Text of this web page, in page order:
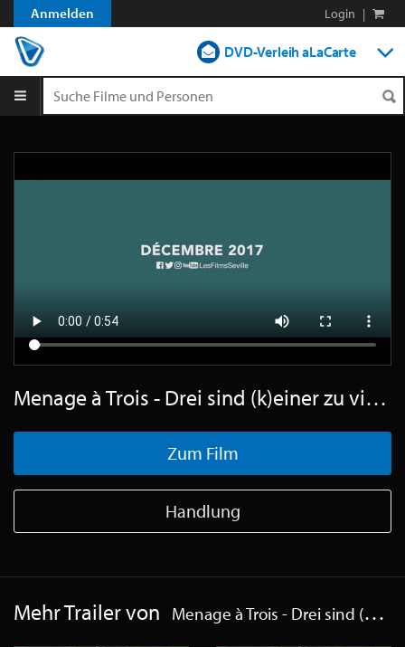
Anmelden Login |
DVD-Verleih aLaCarte
Menage à Trois - Drei sind (k)einer zu viel - Teaser Französisch SD
Zum Film
Handlung
Mehr Trailer von Menage à Trois - Drei sind (k)einer zu viel